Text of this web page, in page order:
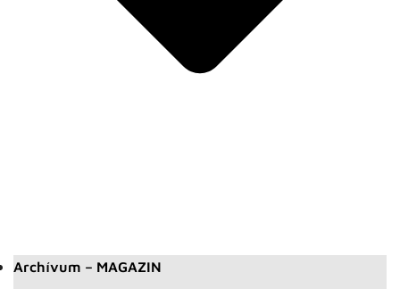
Archívum – MAGAZIN